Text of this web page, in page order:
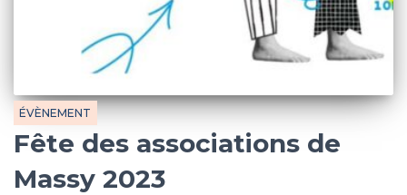
ÉVÈNEMENT
Fête des associations de
Massy 2023